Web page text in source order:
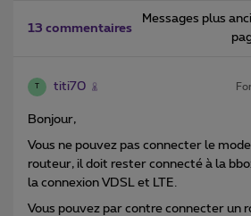
13 commentaires
Messages plus
titi70
Bonjour,
Vous ne pouvez pas connecter le
routeur, il doit rester connecté à la
la connexion VDSL et LTE.
Vous pouvez par contre connecter un